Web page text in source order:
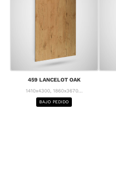
459 LANCELOT OAK
1410x4300, 1860x3670...
BAJO PEDIDO